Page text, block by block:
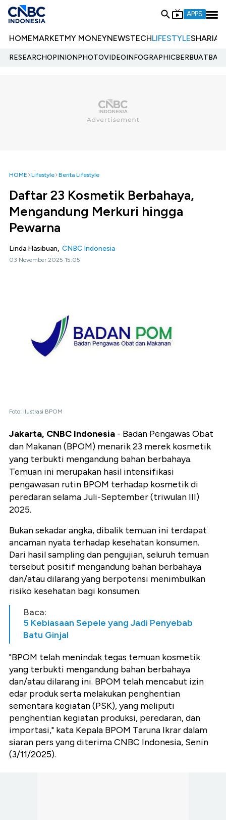
APPS
HOMEMARKETMY MONEYNEWSTECHLIFESTYLESHARIA
RESEARCHOPINIONPHOTOVIDEOINFOGRAPHIC
HOME Lifestyle Berita Lifestyle
Daftar 23 Kosmetik Berbahaya,
Mengandung Merkuri hingga
Pewarna
Linda Hasibuan, CNBC Indonesia
03 November 2025 15:05
Foto: Ilustrasi BPOM
Jakarta, CNBC Indonesia - Badan Pengawas Obat
dan Makanan (BPOM) menarik 23 merek kosmetik
yang terbukti mengandung bahan berbahaya.
Temuan ini merupakan hasil intensifikasi
pengawasan rutin BPOM terhadap kosmetik di
peredaran selama Juli-September (triwulan III)
2025.
Bukan sekadar angka, dibalik temuan ini terdapat
ancaman nyata terhadap kesehatan konsumen.
Dari hasil sampling dan pengujian, seluruh temuan
tersebut positif mengandung bahan berbahaya
dan/atau dilarang yang berpotensi menimbulkan
risiko kesehatan bagi konsumen.
Baca:
5 Kebiasaan Sepele yang Jadi Penyebab
Batu Ginjal
"BPOM telah menindak tegas temuan kosmetik
yang terbukti mengandung bahan berbahaya
dan/atau dilarang ini. BPOM telah mencabut izin
edar produk serta melakukan penghentian
sementara kegiatan (PSK), yang meliputi
penghentian kegiatan produksi, peredaran, dan
importasi," kata Kepala BPOM Taruna Ikrar dalam
siaran pers yang diterima CNBC Indonesia, Senin
(3/11/2025).